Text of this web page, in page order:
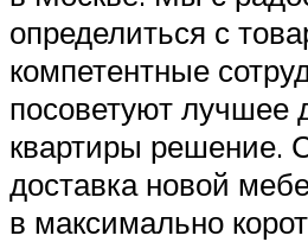
определиться с
компетентные
посоветуют лучшее
квартиры решение.
доставка новой
в максимально